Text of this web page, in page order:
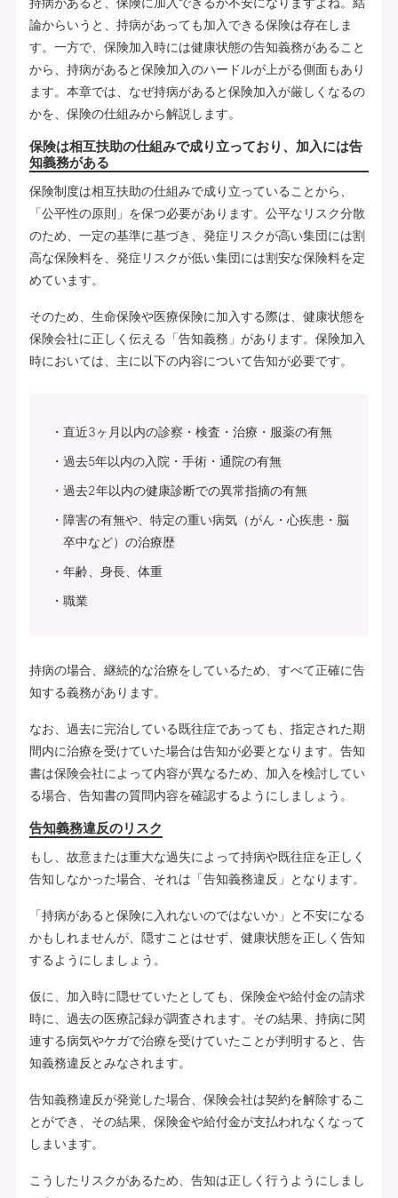
論からいうと、持病があっても加入できる保険は存在しま
す。一方で、保険加入時には健康状態の告知義務があること
から、持病があると保険加入のハードルが上がる側面もあり
ます。本章では、なぜ持病があると保険加入が厳しくなるの
かを、保険の仕組みから解説します。
保険は相互扶助の仕組みで成り立っており、加入には告
知義務がある
保険制度は相互扶助の仕組みで成り立っていることから、
「公平性の原則」を保つ必要があります。公平なリスク分散
のため、一定の基準に基づき、発症リスクが高い集団には割
高な保険料を、発症リスクが低い集団には割安な保険料を定
めています。
そのため、生命保険や医療保険に加入する際は、健康状態を
保険会社に正しく伝える「告知義務」があります。保険加入
時においては、主に以下の内容について告知が必要です。
直近3ヶ月以内の診察・検査・治療・服薬の有無
過去5年以内の入院・手術・通院の有無
過去2年以内の健康診断での異常指摘の有無
障害の有無や、特定の重い病気（がん・心疾患・脳
卒中など）の治療歴
年齢、身長、体重
職業
持病の場合、継続的な治療をしているため、すべて正確に告
知する義務があります。
なお、過去に完治している既往症であっても、指定された期
間内に治療を受けていた場合は告知が必要となります。告知
書は保険会社によって内容が異なるため、加入を検討してい
る場合、告知書の質問内容を確認するようにしましょう。
告知義務違反のリスク
もし、故意または重大な過失によって持病や既往症を正しく
告知しなかった場合、それは「告知義務違反」となります。
「持病があると保険に入れないのではないか」と不安になる
かもしれませんが、隠すことはせず、健康状態を正しく告知
するようにしましょう。
仮に、加入時に隠せていたとしても、保険金や給付金の請求
時に、過去の医療記録が調査されます。その結果、持病に関
連する病気やケガで治療を受けていたことが判明すると、告
知義務違反とみなされます。
告知義務違反が発覚した場合、保険会社は契約を解除するこ
とができ、その結果、保険金や給付金が支払われなくなって
しまいます。
こうしたリスクがあるため、告知は正しく行うようにしまし